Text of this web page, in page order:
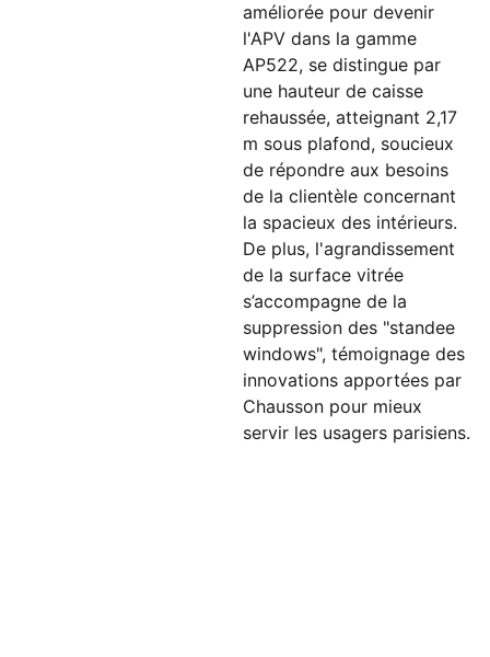
améliorée pour devenir
l'APV dans la gamme
AP522, se distingue par
une hauteur de caisse
rehaussée, atteignant 2,17
m sous plafond, soucieux
de répondre aux besoins
de la clientèle concernant
la spacieux des intérieurs.
De plus, l'agrandissement
de la surface vitrée
s’accompagne de la
suppression des "standee
windows", témoignage des
innovations apportées par
Chausson pour mieux
servir les usagers parisiens.